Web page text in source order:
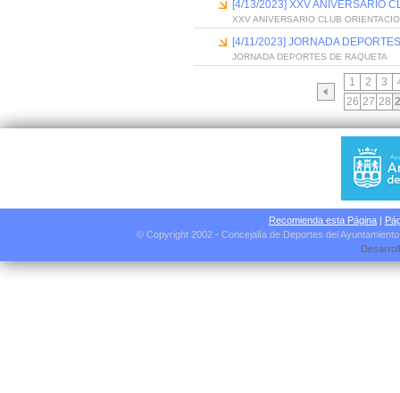
[4/13/2023] XXV ANIVERSARIO
XXV ANIVERSARIO CLUB
[4/11/2023] JORNADA
JORNADA DEPORTES DE RAQUETA
1 2 3
26 27 28
Recomienda esta Página |
© Copyright 2002 - Concejalía de Deportes del